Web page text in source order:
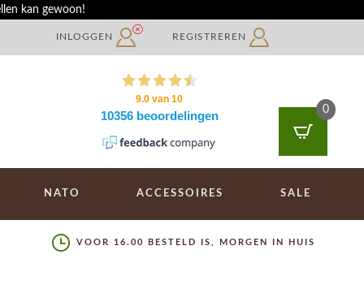
kan gewoon!
INLOGGEN REGISTREREN
0
NATO ACCESSOIRES SALE
VOOR 16.00 BESTELD IS, MORGEN IN HUIS